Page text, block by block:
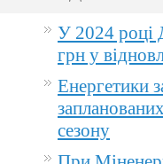
У 2024 році
грн у
Енергетики
сезону